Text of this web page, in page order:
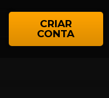
CRIAR
CONTA